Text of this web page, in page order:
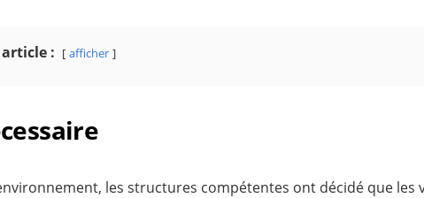
: afficher
les structures compétentes ont décidé que les